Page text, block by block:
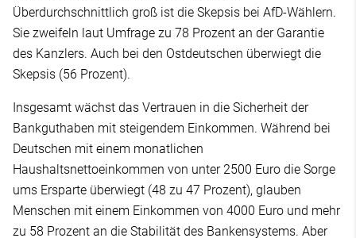
Überdurchschnittlich groß ist die Skepsis bei AfD-Wählern.
Sie zweifeln laut Umfrage zu 78 Prozent an der Garantie
des Kanzlers. Auch bei den Ostdeutschen überwiegt die
Skepsis (56 Prozent).
Insgesamt wächst das Vertrauen in die Sicherheit der
Bankguthaben mit steigendem Einkommen. Während bei
Deutschen mit einem monatlichen
Haushaltsnettoeinkommen von unter 2500 Euro die Sorge
ums Ersparte überwiegt (48 zu 47 Prozent), glauben
Menschen mit einem Einkommen von 4000 Euro und mehr
zu 58 Prozent an die Stabilität des Bankensystems. Aber